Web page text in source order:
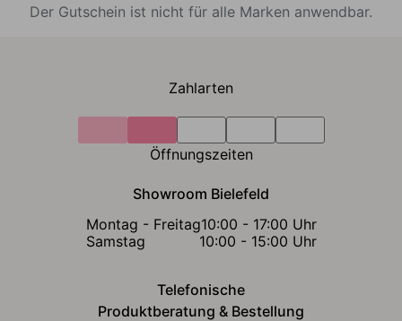
Der Gutschein ist nicht für alle Marken anwendbar.
Zahlarten
Öffnungszeiten
Showroom Bielefeld
Montag - Freitag10:00 - 17:00 Uhr
Samstag
10:00 - 15:00 Uhr
Telefonische
Produktberatung & Bestellung